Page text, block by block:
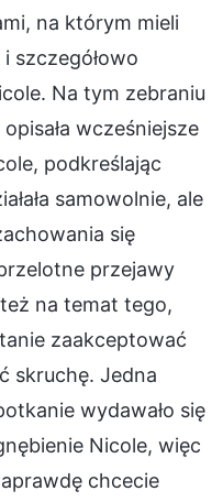
na którym mieli
szczegółowo
Na tym zebraniu
wcześniejsze
podkreślając
samowolnie, ale
się
przejawy
też na temat tego,
zaakceptować
skruchę. Jedna
wydawało się
Nicole, więc
chcecie